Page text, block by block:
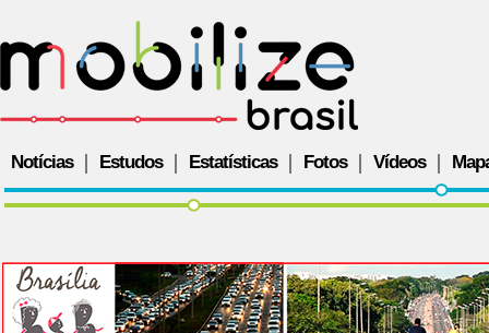
Notícias Estudos Estatísticas Fotos Vídeos